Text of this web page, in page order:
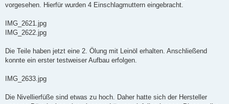
vorgesehen. Hierfür wurden 4 Einschlagmuttern eingebracht.
IMG_2621.jpg
IMG_2622.jpg
Die Teile haben jetzt eine 2. Ölung mit Leinöl erhalten. Anschließend
konnte ein erster testweiser Aufbau erfolgen.
IMG_2633.jpg
Die Nivellierfüße sind etwas zu hoch. Daher hatte sich der Hersteller